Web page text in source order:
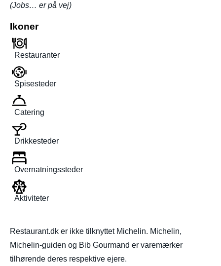
(Jobs… er på vej)
Ikoner
Restauranter
Spisesteder
Catering
Drikkesteder
Overnatningssteder
Aktiviteter
Restaurant.dk er ikke tilknyttet Michelin. Michelin,
Michelin-guiden og Bib Gourmand er varemærker
tilhørende deres respektive ejere.